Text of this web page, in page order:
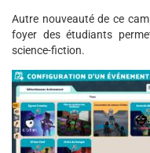
Autre nouveauté de ce
foyer des étudiants
science-fiction.